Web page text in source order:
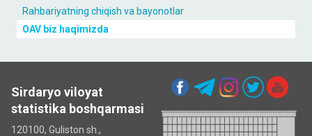
Rahbariyatning chiqish va bayonotlar
OAV biz haqimizda
Sirdaryo viloyat
statistika boshqarmasi
120100, Guliston sh.,